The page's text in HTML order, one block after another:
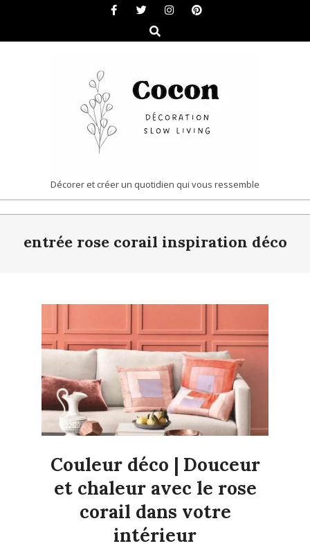
content
Search
COCON
|
DÉCORATION
LIVING
Décorer et créer un quotidien qui vous ressemble
Navigationentrée rose corail inspiration déco
Couleur déco | Douceur
et chaleur avec le rose
corail dans votre
intérieur